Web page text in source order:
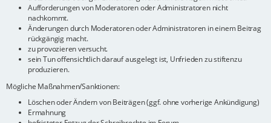
Aufforderungen von Moderatoren oder Administratoren nicht
nachkommt.
Änderungen durch Moderatoren oder Administratoren in einem Beitrag
rückgängig macht.
zu provozieren versucht.
sein Tun offensichtlich darauf ausgelegt ist, Unfrieden zu stiftenzu
produzieren.
Mögliche Maßnahmen/Sanktionen:
Löschen oder Ändern von Beiträgen (ggf. ohne vorherige Ankündigung)
Ermahnung